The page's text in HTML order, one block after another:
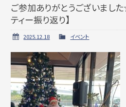
ビジターバースご利用について
アクセス方法
ご参加ありがとうございまし
ティー振り返り】
2025.12.18 イベント